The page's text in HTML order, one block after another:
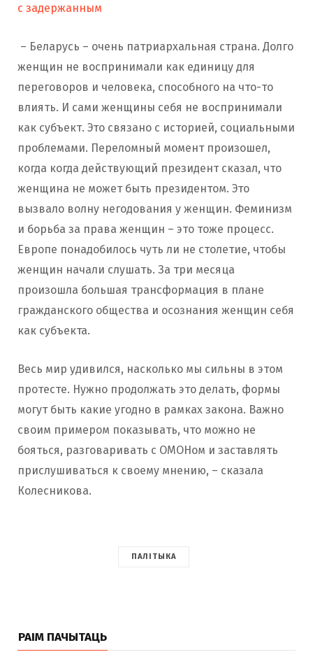
с задержанным
– Беларусь – очень патриархальная страна. Долго
женщин не воспринимали как единицу для
переговоров и человека, способного на что-то
влиять. И сами женщины себя не воспринимали
как субъект. Это связано с историей, социальными
проблемами. Переломный момент произошел,
когда когда действующий президент сказал, что
женщина не может быть президентом. Это
вызвало волну негодования у женщин. Феминизм
и борьба за права женщин – это тоже процесс.
Европе понадобилось чуть ли не столетие, чтобы
женщин начали слушать. За три месяца
произошла большая трансформация в плане
гражданского общества и осознания женщин себя
как субъекта.
Весь мир удивился, насколько мы сильны в этом
протесте. Нужно продолжать это делать, формы
могут быть какие угодно в рамках закона. Важно
своим примером показывать, что можно не
бояться, разговаривать с ОМОНом и заставлять
прислушиваться к своему мнению, – сказала
Колесникова.
ПАЛІТЫКА
РАІМ ПАЧЫТАЦЬ